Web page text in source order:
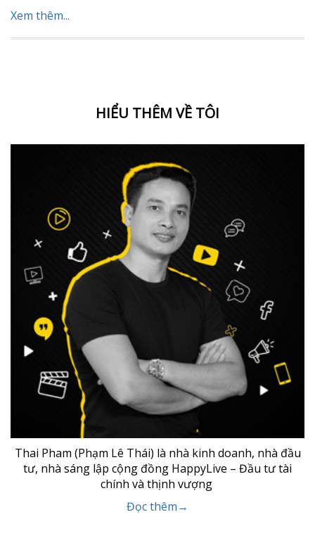
Xem thêm...
HIỂU THÊM VỀ TÔI
Thai Pham (Phạm Lê Thái) là nhà kinh doanh, nhà đầu
tư, nhà sáng lập cộng đồng HappyLive – Đầu tư tài
chính và thịnh vượng
Đọc thêm→